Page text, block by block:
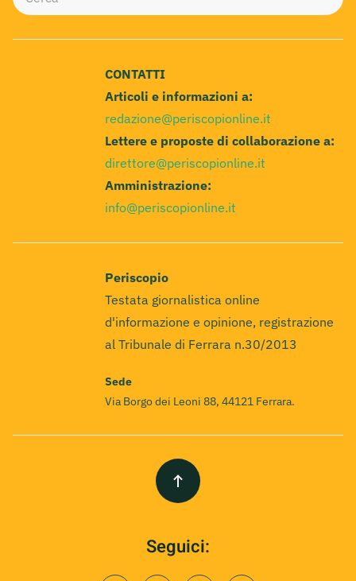
CONTATTI
Articoli e informazioni a:
redazione@periscopionline.it
Lettere e proposte di collaborazione a:
direttore@periscopionline.it
Amministrazione:
info@periscopionline.it
Periscopio
Testata giornalistica online
d'informazione e opinione, registrazione
al Tribunale di Ferrara n.30/2013
Sede
Via Borgo dei Leoni 88, 44121 Ferrara.
Seguici: